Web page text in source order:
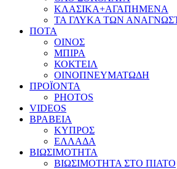
ΚΛΑΣΙΚΑ+ΑΓΑΠΗΜΕΝΑ
ΤΑ ΓΛΥΚΑ ΤΩΝ
ΠΟΤΑ
ΟΙΝΟΣ
ΜΠΙΡΑ
ΚΟΚΤΕΙΛ
ΟΙΝΟΠΝΕΥΜΑΤΩΔΗ
ΠΡΟΪΟΝΤΑ
PHOTOS
VIDEOS
ΒΡΑΒΕΙΑ
ΚΥΠΡΟΣ
ΕΛΛΑΔΑ
ΒΙΩΣΙΜΟΤΗΤΑ
ΒΙΩΣΙΜΟΤΗΤΑ ΣΤΟ ΠΙΑΤΟ